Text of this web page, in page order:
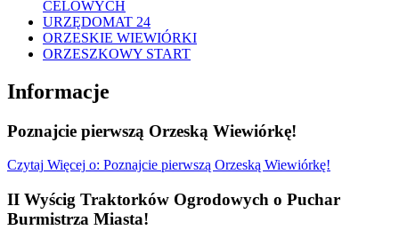
CELOWYCH
URZĘDOMAT 24
ORZESKIE WIEWIÓRKI
ORZESZKOWY START
Informacje
Poznajcie pierwszą Orzeską Wiewiórkę!
Czytaj Więcej o: Poznajcie pierwszą Orzeską Wiewiórkę!
II Wyścig Traktorków Ogrodowych o Puchar
Burmistrza Miasta!